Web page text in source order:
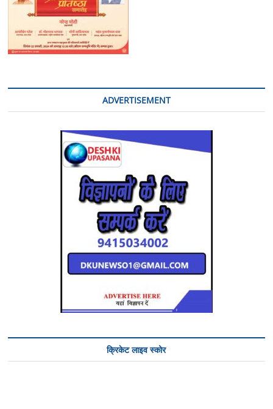
ADVERTISEMENT
क्रिकेट लाइव स्कोर